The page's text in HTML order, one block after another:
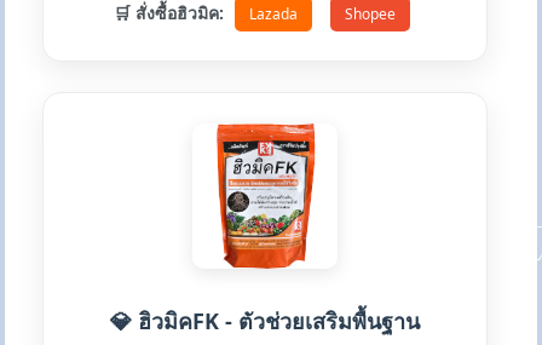
🛒 สั่งซื้อฮิวมิค: Lazada Shopee
💎 ฮิวมิคFK - ตัวช่วยเสริมพื้นฐาน